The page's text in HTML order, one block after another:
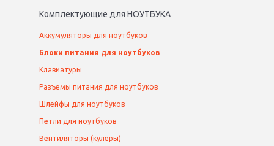
Комплектующие для НОУТБУКА
Аккумуляторы для ноутбуков
Блоки питания для ноутбуков
Клавиатуры
Разъемы питания для ноутбуков
Шлейфы для ноутбуков
Петли для ноутбуков
Вентиляторы (кулеры)